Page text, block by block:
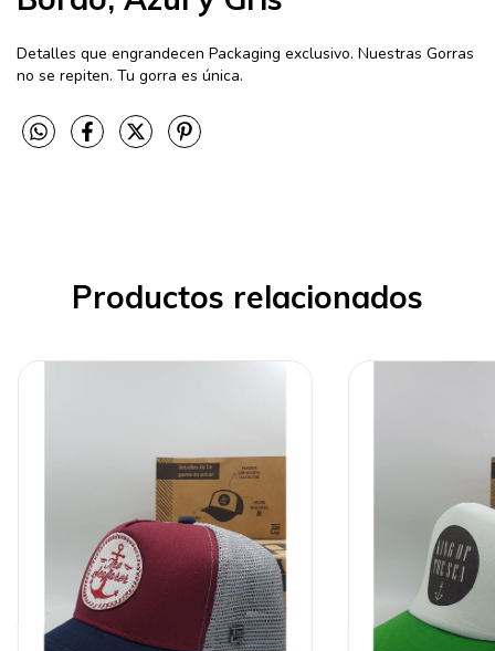
Detalles que engrandecen Packaging exclusivo. Nuestras Gorras
no se repiten. Tu gorra es única.
Productos relacionados